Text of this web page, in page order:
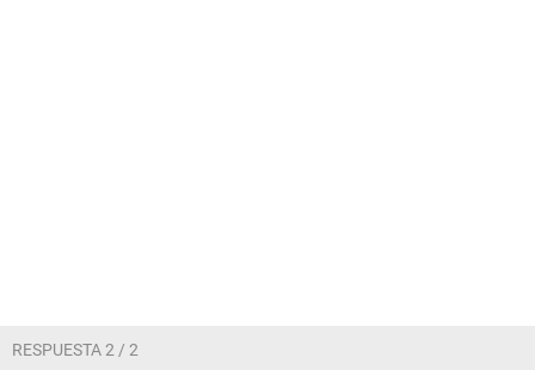
RESPUESTA 2 / 2